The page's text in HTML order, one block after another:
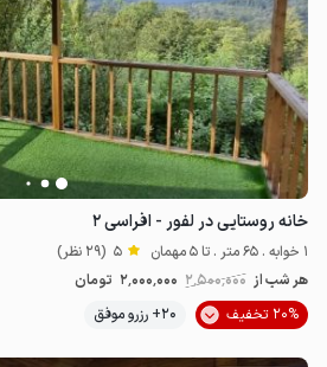
خانه روستایی در لفور - افراسی ۲
1 خوابه . 65 متر . تا 5 مهمان 5 (29 نظر)
هر شب از 2٬500٬000 2٬000٬000 تومان
20% تخفیف
20+ رزرو موفق